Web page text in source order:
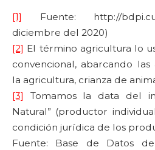
[1]
Fuente: http://
diciembre del 2020)
[2] El término agricultura lo
convencional, abarcando las
la agricultura, crianza de
[3]
Tomamos la data del
Natural” (productor
condición jurídica de los
Fuente: Base de Datos